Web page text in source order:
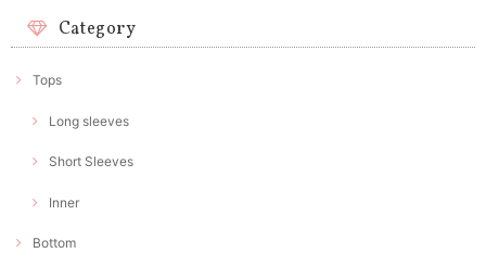
Category
Tops
Long sleeves
Short Sleeves
Inner
Bottom